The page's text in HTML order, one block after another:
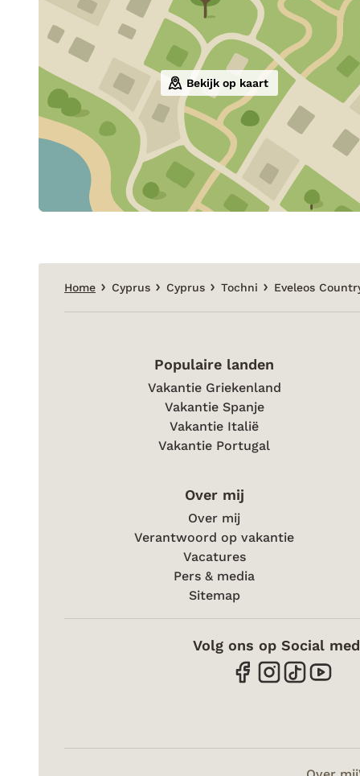
Bekijk op kaart
Home Cyprus Cyprus Tochni Eveleos
Populaire landen
Vakantie Griekenland
Vakantie Spanje
Vakantie Italië
Vakantie Portugal
Over mij
Over mij
Verantwoord op vakantie
Vacatures
Pers & media
Sitemap
Volg ons op Social